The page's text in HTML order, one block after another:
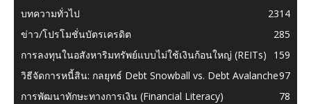
บทความทั่วไป
2314
ข่าว/โปรโมชั่นบัตรเครดิต
285
การลงทุนในอสังหาริมทรัพย์แบบไม่ใช้เงินก้อนใหญ่ (REITs)
159
วิธีจัดการหนี้สิน: กลยุทธ์ Debt Snowball vs. Debt Avalanche97
การพัฒนาทักษะทางการเงิน (Financial Literacy)
78